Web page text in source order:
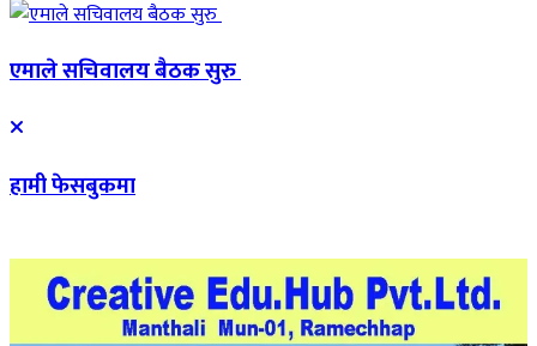
एमाले सचिवालय बैठक सुरु
हामी फेसबुकमा